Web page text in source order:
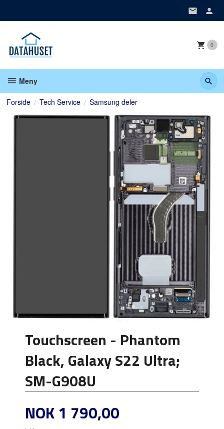
0
Meny
Forside Tech Service Samsung deler
Touchscreen - Phantom
Black, Galaxy S22 Ultra;
SM-G908U
Pris
NOK1 790,00